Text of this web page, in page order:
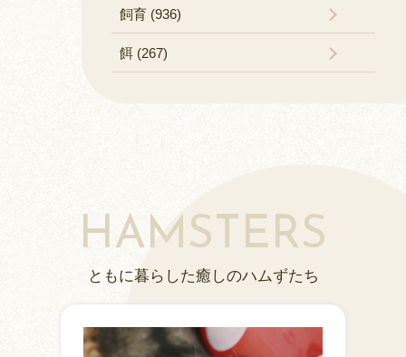
飼育 (936)
餌 (267)
HAMSTERS
ともに暮らした癒しのハムずたち